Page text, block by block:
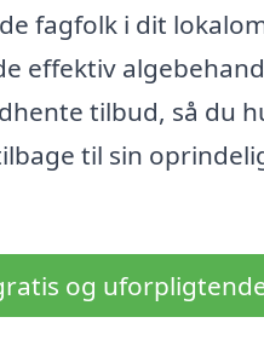
fagfolk i dit
effektiv
tilbud, så du
til sin
og